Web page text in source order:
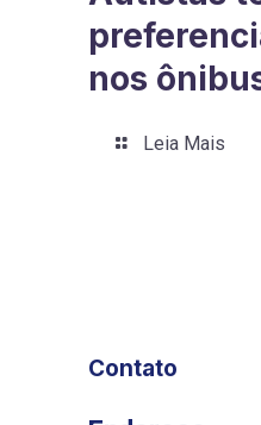
nos
Leia Mais
Contato